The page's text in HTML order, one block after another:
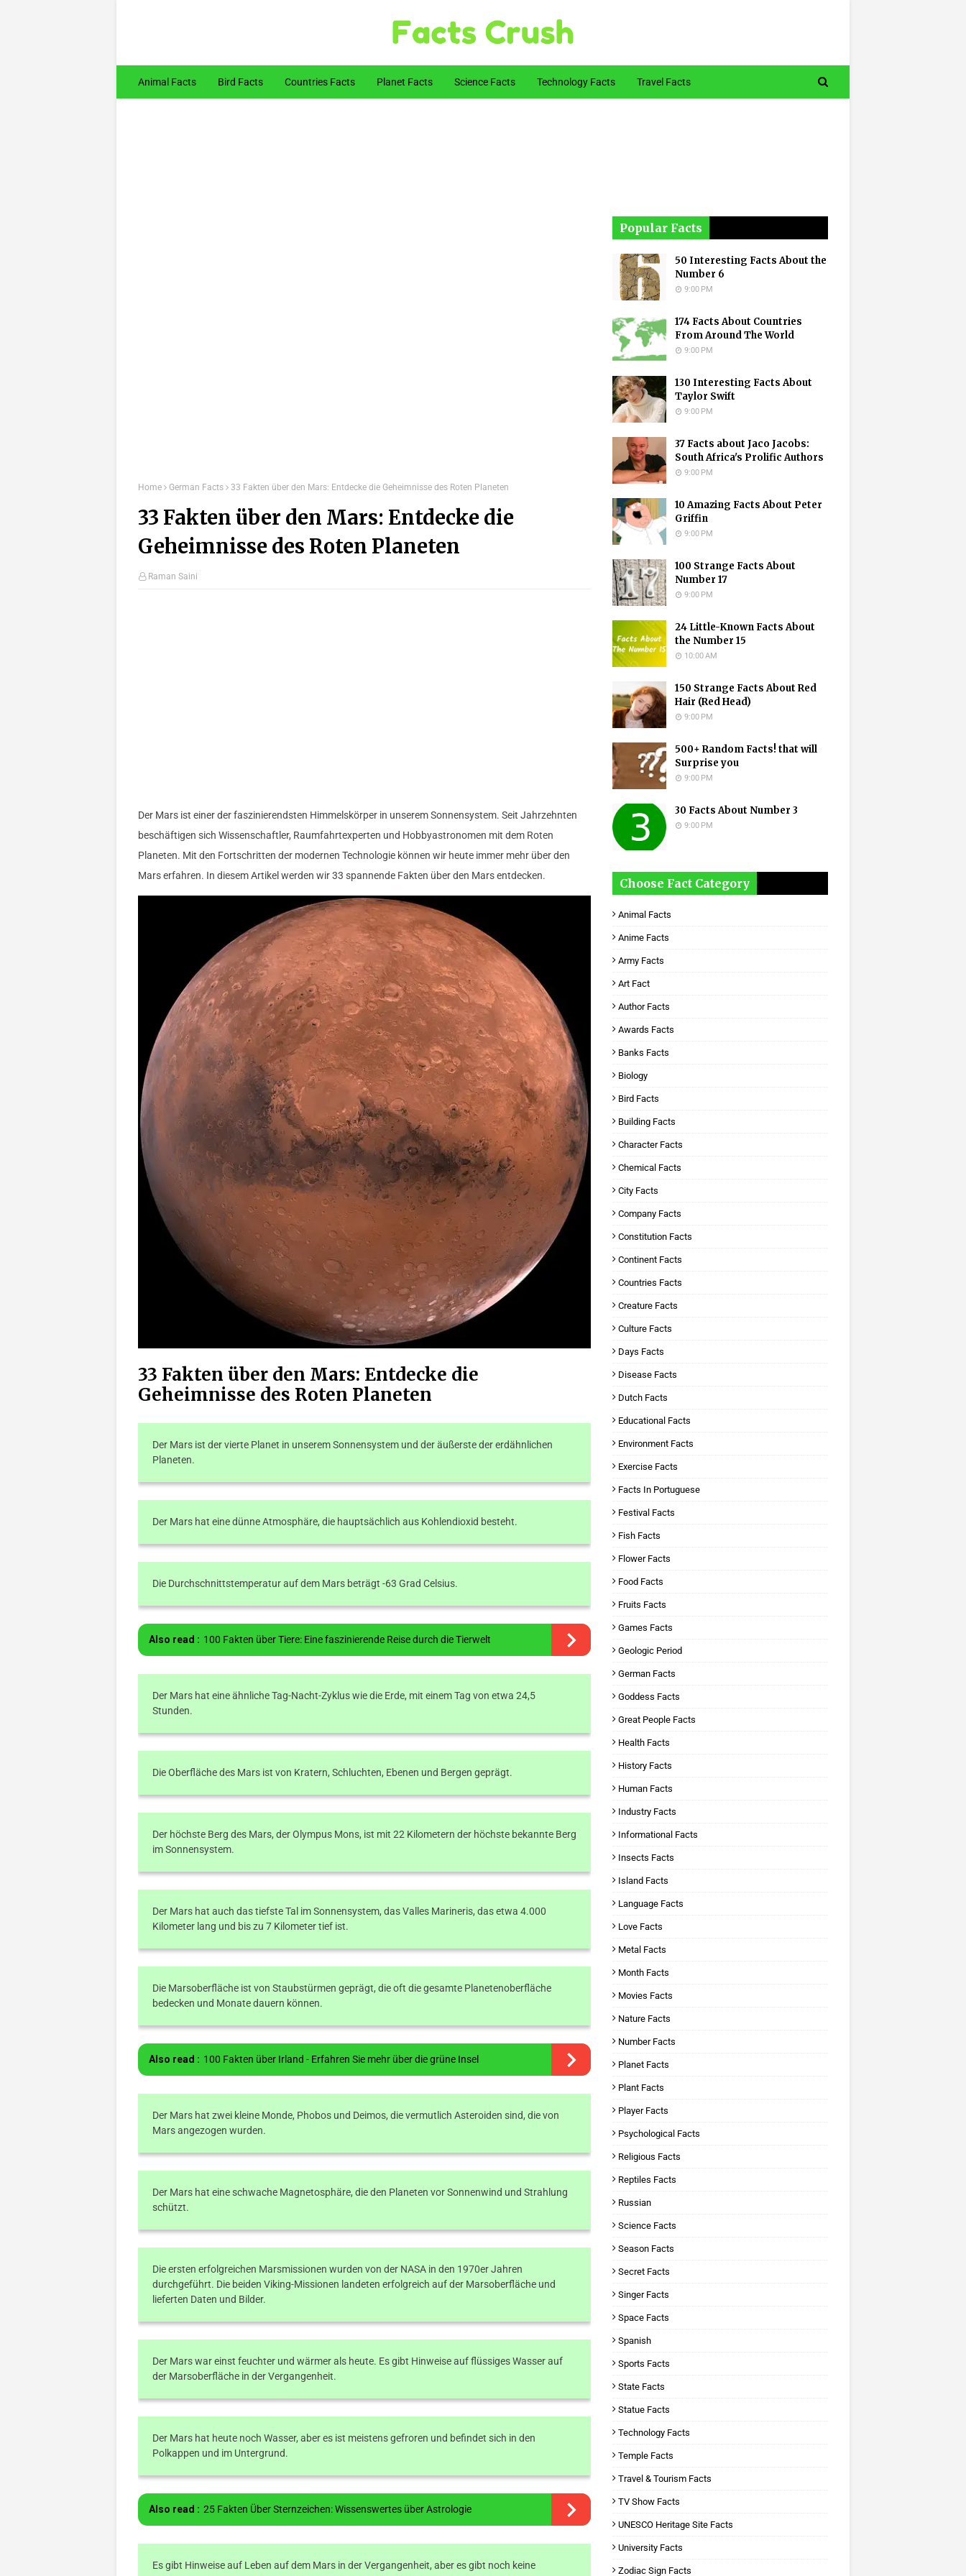
Animal Facts Bird Facts Countries Facts Planet Facts Science Facts Technology Facts Travel Facts
Home German Facts 33 Fakten über den Mars: Entdecke die Geheimnisse des Roten Planeten
33 Fakten über den Mars: Entdecke die
Geheimnisse des Roten Planeten
Raman Saini
Der Mars ist einer der faszinierendsten Himmelskörper in unserem Sonnensystem. Seit Jahrzehnten
beschäftigen sich Wissenschaftler, Raumfahrtexperten und Hobbyastronomen mit dem Roten
Planeten. Mit den Fortschritten der modernen Technologie können wir heute immer mehr über den
Mars erfahren. In diesem Artikel werden wir 33 spannende Fakten über den Mars entdecken.
33 Fakten über den Mars: Entdecke die
Geheimnisse des Roten Planeten
Der Mars ist der vierte Planet in unserem Sonnensystem und der äußerste der erdähnlichen
Planeten.
Der Mars hat eine dünne Atmosphäre, die hauptsächlich aus Kohlendioxid besteht.
Die Durchschnittstemperatur auf dem Mars beträgt -63 Grad Celsius.
Also read : 100 Fakten über Tiere: Eine faszinierende Reise durch die Tierwelt
Der Mars hat eine ähnliche Tag-Nacht-Zyklus wie die Erde, mit einem Tag von etwa 24,5
Stunden.
Die Oberfläche des Mars ist von Kratern, Schluchten, Ebenen und Bergen geprägt.
Der höchste Berg des Mars, der Olympus Mons, ist mit 22 Kilometern der höchste bekannte Berg
im Sonnensystem.
Der Mars hat auch das tiefste Tal im Sonnensystem, das Valles Marineris, das etwa 4.000
Kilometer lang und bis zu 7 Kilometer tief ist.
Die Marsoberfläche ist von Staubstürmen geprägt, die oft die gesamte Planetenoberfläche
bedecken und Monate dauern können.
Also read : 100 Fakten über Irland - Erfahren Sie mehr über die grüne Insel
Der Mars hat zwei kleine Monde, Phobos und Deimos, die vermutlich Asteroiden sind, die von
Mars angezogen wurden.
Der Mars hat eine schwache Magnetosphäre, die den Planeten vor Sonnenwind und Strahlung
schützt.
Die ersten erfolgreichen Marsmissionen wurden von der NASA in den 1970er Jahren
durchgeführt. Die beiden Viking-Missionen landeten erfolgreich auf der Marsoberfläche und
lieferten Daten und Bilder.
Der Mars war einst feuchter und wärmer als heute. Es gibt Hinweise auf flüssiges Wasser auf
der Marsoberfläche in der Vergangenheit.
Der Mars hat heute noch Wasser, aber es ist meistens gefroren und befindet sich in den
Polkappen und im Untergrund.
Also read : 25 Fakten Über Sternzeichen: Wissenswertes über Astrologie
Es gibt Hinweise auf Leben auf dem Mars in der Vergangenheit, aber es gibt noch keine
Popular Facts
50 Interesting Facts About the
Number 6
9:00 PM
174 Facts About Countries
From Around The World
9:00 PM
130 Interesting Facts About
Taylor Swift
9:00 PM
37 Facts about Jaco Jacobs:
South Africa's Prolific Authors
9:00 PM
10 Amazing Facts About Peter
Griffin
9:00 PM
100 Strange Facts About
Number 17
9:00 PM
24 Little-Known Facts About
the Number 15
10:00 AM
150 Strange Facts About Red
Hair (Red Head)
9:00 PM
500+ Random Facts! that will
Surprise you
9:00 PM
30 Facts About Number 3
9:00 PM
Choose Fact Category
Animal Facts
Anime Facts
Army Facts
Art Fact
Author Facts
Awards Facts
Banks Facts
Biology
Bird Facts
Building Facts
Character Facts
Chemical Facts
City Facts
Company Facts
Constitution Facts
Continent Facts
Countries Facts
Creature Facts
Culture Facts
Days Facts
Disease Facts
Dutch Facts
Educational Facts
Environment Facts
Exercise Facts
Facts In Portuguese
Festival Facts
Fish Facts
Flower Facts
Food Facts
Fruits Facts
Games Facts
Geologic Period
German Facts
Goddess Facts
Great People Facts
Health Facts
History Facts
Human Facts
Industry Facts
Informational Facts
Insects Facts
Island Facts
Language Facts
Love Facts
Metal Facts
Month Facts
Movies Facts
Nature Facts
Number Facts
Planet Facts
Plant Facts
Player Facts
Psychological Facts
Religious Facts
Reptiles Facts
Russian
Science Facts
Season Facts
Secret Facts
Singer Facts
Space Facts
Spanish
Sports Facts
State Facts
Statue Facts
Technology Facts
Temple Facts
Travel & Tourism Facts
TV Show Facts
UNESCO Heritage Site Facts
University Facts
Zodiac Sign Facts